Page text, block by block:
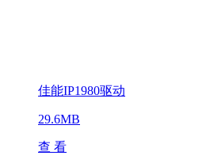
佳能IP1980驱动
29.6MB
查 看